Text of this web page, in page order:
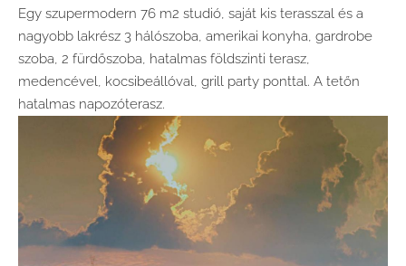
Egy szupermodern 76 m2 studió, saját kis terasszal és a
nagyobb lakrész 3 hálószoba, amerikai konyha, gardrobe
szoba, 2 fürdőszoba, hatalmas földszinti terasz,
medencével, kocsibeállóval, grill party ponttal. A tetőn
hatalmas napozóterasz.